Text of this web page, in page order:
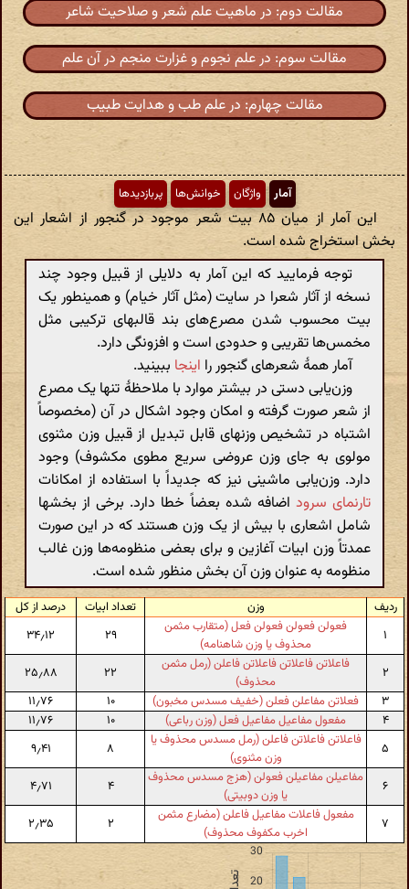
مقالت دوم: در ماهیت علم شعر و صلاحیت شاعر
مقالت سوم: در علم نجوم و غزارت منجم در آن علم
مقالت چهارم: در علم طب و هدایت طبیب
آمار واژگان خوانش‌ها پربازدیدها
این آمار از میان ۸۵ بیت شعر موجود در گنجور از اشعار این
بخش استخراج شده است.
توجه فرمایید که این آمار به دلایلی از قبیل وجود چند
نسخه از آثار شعرا در سایت (مثل آثار خیام) و همینطور یک
بیت محسوب شدن مصرع‌های بند قالبهای ترکیبی مثل
مخمس‌ها تقریبی و حدودی است و افزونگی دارد.
آمار همهٔ شعرهای گنجور را اینجا ببینید.
وزن‌یابی دستی در بیشتر موارد با ملاحظهٔ تنها یک مصرع
از شعر صورت گرفته و امکان وجود اشکال در آن (مخصوصاً
اشتباه در تشخیص وزنهای قابل تبدیل از قبیل وزن مثنوی
مولوی به جای وزن عروضی سریع مطوی مکشوف) وجود
دارد. وزن‌یابی ماشینی نیز که جدیداً با استفاده از امکانات
تارنمای سرود اضافه شده بعضاً خطا دارد. برخی از بخشها
شامل اشعاری با بیش از یک وزن هستند که در این صورت
عمدتاً وزن ابیات آغازین و برای بعضی منظومه‌ها وزن غالب
منظومه به عنوان وزن آن بخش منظور شده است.
ردیف وزن تعداد ابیات
درصد از کل
۱
فعولن فعولن فعولن فعل (متقارب مثمن
محذوف یا وزن شاهنامه)
۲۹ ۳۴٫۱۲
۲
فاعلاتن فاعلاتن فاعلاتن فاعلن (رمل مثمن
محذوف)
۲۲
۲۵٫۸۸
۳
فعلاتن مفاعلن فعلن (خفیف مسدس مخبون) ۱۰
۱۱٫۷۶
۴
مفعول مفاعیل مفاعیل فعل (وزن رباعی) ۱۰
۱۱٫۷۶
۵
فاعلاتن فاعلاتن فاعلن (رمل مسدس محذوف یا
وزن مثنوی)
۸ ۹٫۴۱
۶
مفاعیلن مفاعیلن فعولن (هزج مسدس محذوف
یا وزن دوبیتی)
۴ ۴٫۷۱
۷
مفعول فاعلات مفاعیل فاعلن (مضارع مثمن
اخرب مکفوف محذوف)
۲ ۲٫۳۵